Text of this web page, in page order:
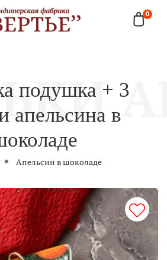
0
подушка + 3
апельсина в
Апельсин в шоколаде